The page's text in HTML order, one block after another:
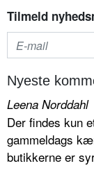
Tilmeld
Nyeste
Leena Norddahl
Der findes kun
gammeldags
butikkerne er